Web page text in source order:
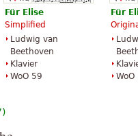
Für Elise
Simplified
Ludwig van
Beethoven
Klavier
WoO 59
Für
WoO